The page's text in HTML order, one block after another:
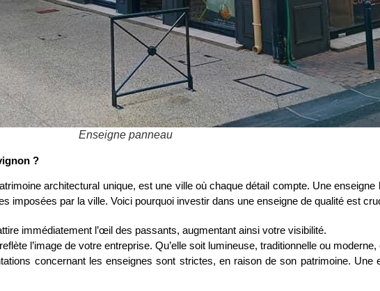
Enseigne panneau
?
architectural unique, est une ville où chaque détail compte. Une
imposées par la ville. Voici pourquoi investir dans une enseigne de qualité est
immédiatement l’œil des passants, augmentant ainsi votre visibilité.
l’image de votre entreprise. Qu’elle soit lumineuse, traditionnelle ou
concernant les enseignes sont strictes, en raison de son patrimoine.